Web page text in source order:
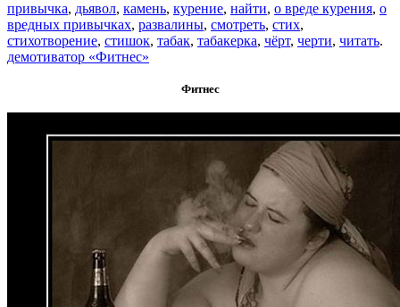
привычка, дьявол, камень, курение, найти, о вреде курения, о
вредных привычках, развалины, смотреть, стих,
стихотворение, стишок, табак, табакерка, чёрт, черти, читать.
демотиватор «Фитнес»
Фитнес